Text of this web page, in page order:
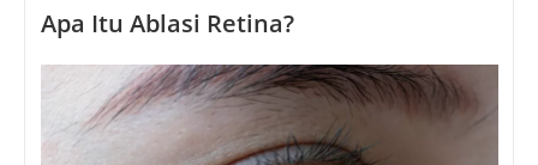
Apa Itu Ablasi Retina?